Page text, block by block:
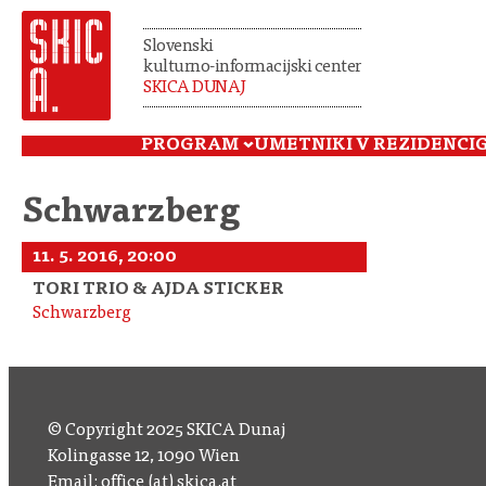
Slovenski
kulturno-informacijski center
SKICA DUNAJ
PROGRAM UMETNIKI V REZIDENCI
Schwarzberg
11. 5. 2016, 20:00
TORI TRIO & AJDA STICKER
Schwarzberg
© Copyright 2025 SKICA Dunaj
Kolingasse 12, 1090 Wien